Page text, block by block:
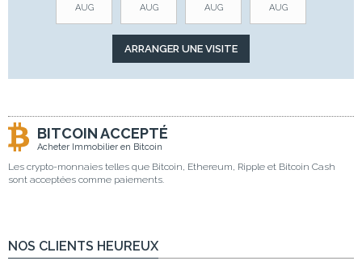
AUG AUG AUG AUG
BITCOIN ACCEPTÉ
Acheter Immobilier en Bitcoin
Les crypto-monnaies telles que Bitcoin, Ethereum, Ripple et Bitcoin Cash
sont acceptées comme paiements.
NOS CLIENTS HEUREUX